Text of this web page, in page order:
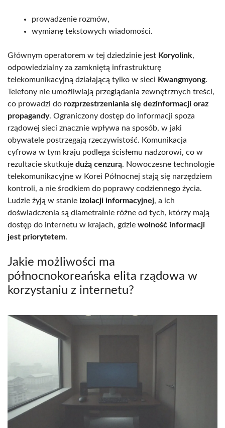
prowadzenie rozmów,
wymianę tekstowych wiadomości.
Głównym operatorem w tej dziedzinie jest Koryolink,
odpowiedzialny za zamkniętą infrastrukturę
telekomunikacyjną działającą tylko w sieci Kwangmyong.
Telefony nie umożliwiają przeglądania zewnętrznych treści,
co prowadzi do rozprzestrzeniania się dezinformacji oraz
propagandy. Ograniczony dostęp do informacji spoza
rządowej sieci znacznie wpływa na sposób, w jaki
obywatele postrzegają rzeczywistość. Komunikacja
cyfrowa w tym kraju podlega ścisłemu nadzorowi, co w
rezultacie skutkuje dużą cenzurą. Nowoczesne technologie
telekomunikacyjne w Korei Północnej stają się narzędziem
kontroli, a nie środkiem do poprawy codziennego życia.
Ludzie żyją w stanie izolacji informacyjnej, a ich
doświadczenia są diametralnie różne od tych, którzy mają
dostęp do internetu w krajach, gdzie wolność informacji
jest priorytetem.
Jakie możliwości ma
północnokoreańska elita rządowa w
korzystaniu z internetu?